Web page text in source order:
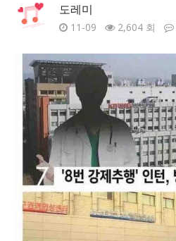
도레미
11-09 2,604 회